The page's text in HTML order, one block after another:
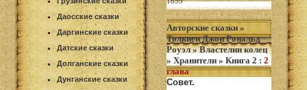
Даосские сказки
Даргинские сказки
Датские сказки
Долганские сказки
Дунганские сказки
Авторские сказки »
Толкиен Джон Рональд
Роуэл»Властелин колец
» Хранители » Книга 2 : 2
глава
Совет.